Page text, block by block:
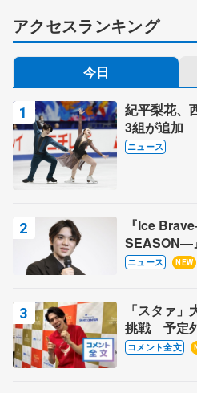
アクセスランキング
今日
紀平梨花、
3組が追加
木下グルー
ニュース
『Ice
SEASON―
昌磨の『
ニュース NEW
「スタァ
挑戦 予定
った理由
コメント全文